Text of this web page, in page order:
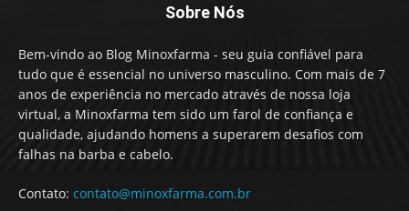
Sobre Nós
Bem-vindo ao Blog Minoxfarma - seu guia confiável para
tudo que é essencial no universo masculino. Com mais de 7
anos de experiência no mercado através de nossa loja
virtual, a Minoxfarma tem sido um farol de confiança e
qualidade, ajudando homens a superarem desafios com
falhas na barba e cabelo.
Contato: contato@minoxfarma.com.br